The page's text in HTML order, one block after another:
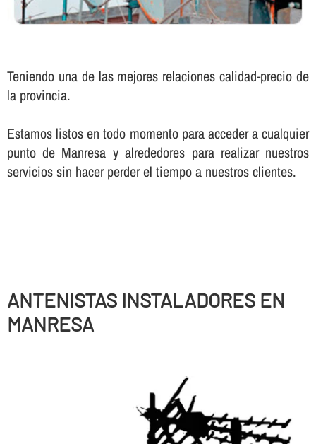
Teniendo una de las mejores relaciones calidad-precio de
la provincia.
Estamos listos en todo momento para acceder a cualquier
punto de Manresa y alrededores para realizar nuestros
servicios sin hacer perder el tiempo a nuestros clientes.
ANTENISTAS INSTALADORES EN
MANRESA